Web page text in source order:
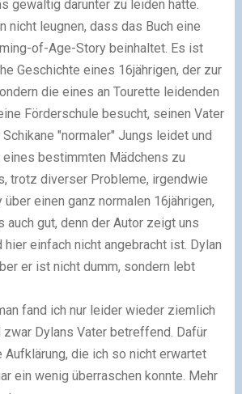
gewaltig darunter zu leiden hatte.
nicht leugnen, dass das Buch eine
of-Age-Story beinhaltet. Es ist
Geschichte eines 16jährigen, der zur
die eines an Tourette leidenden
Förderschule besucht, seinen Vater
"normaler" Jungs leidet und
bestimmten Mädchens zu
trotz diverser Probleme, irgendwie
einen ganz normalen 16jährigen,
auch gut, denn der Autor zeigt uns
einfach nicht angebracht ist. Dylan
er ist nicht dumm, sondern lebt
fand ich nur leider wieder ziemlich
zwar Dylans Vater betreffend. Dafür
Aufklärung, die ich so nicht erwartet
ein wenig überraschen konnte. Mehr